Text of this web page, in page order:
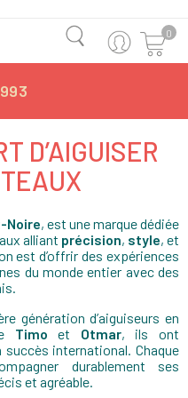
0
D’AIGUISER
Noire, est une marque dédiée
alliant précision, style, et
est d’offrir des expériences
du monde entier avec des
génération d’aiguiseurs en
Timo et Otmar, ils ont
international. Chaque
durablement ses
et agréable.